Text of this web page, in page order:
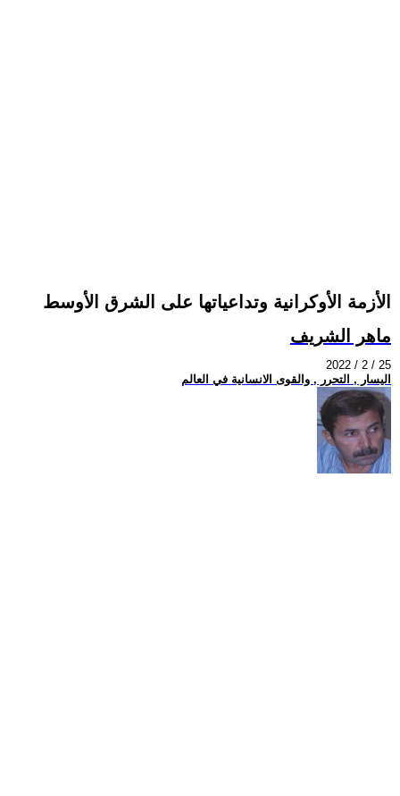
الأزمة الأوكرانية وتداعياتها على الشرق الأوسط
ماهر الشريف
2022 / 2 / 25
اليسار , التحرر , والقوى الانسانية في العالم